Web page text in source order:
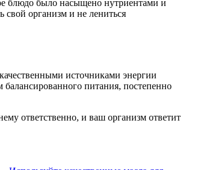
блюдо было насыщено нутриентами и
свой организм и не лениться
источниками энергии
балансированного питания, постепенно
ответственно, и ваш организм ответит